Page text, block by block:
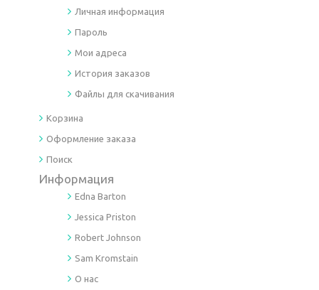
Личная информация
Пароль
Мои адреса
История заказов
Файлы для скачивания
Корзина
Оформление заказа
Поиск
Информация
Edna Barton
Jessica Priston
Robert Johnson
Sam Kromstain
O нас